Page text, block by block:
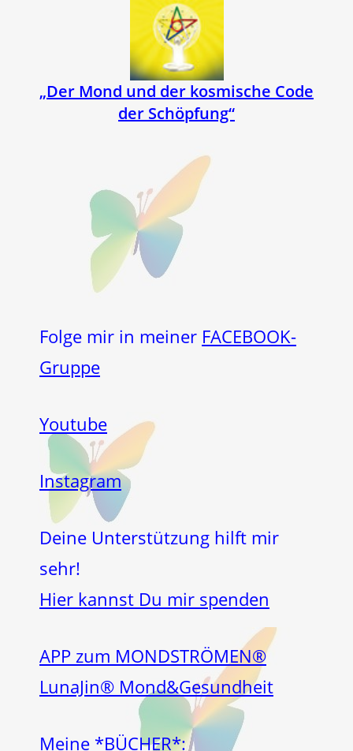
„Der Mond und der kosmische Code
der Schöpfung“
Folge mir in meiner FACEBOOK-
Gruppe
Youtube
Instagram
Deine Unterstützung hilft mir
sehr!
Hier kannst Du mir spenden
APP zum MONDSTRÖMEN®
LunaJin® Mond&Gesundheit
Meine *BÜCHER*: